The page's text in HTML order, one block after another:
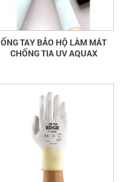
ỐNG TAY BẢO HỘ LÀM MÁT
CHỐNG TIA UV AQUAX